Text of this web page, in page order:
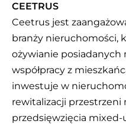
CEETRUS
Ceetrus jest
branży nieruchomości,
ożywianie posiadanych
współpracy z
inwestuje w
rewitalizacji przestrzeni
przedsięwzięcia mixed-